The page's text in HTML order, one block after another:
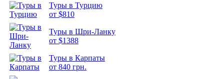
Туры в Турцию
от $810
Туры в Шри-Ланку
от $1388
Туры в Карпаты
от 840 грн.